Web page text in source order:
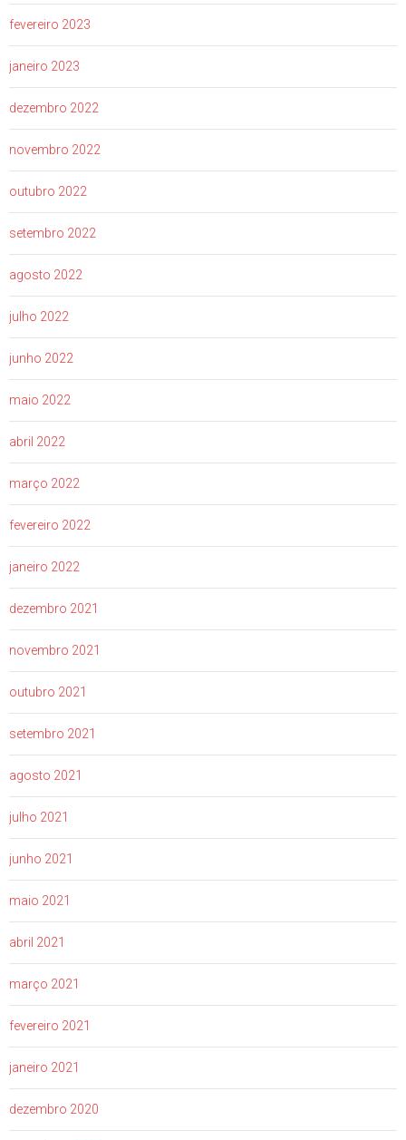
fevereiro 2023
janeiro 2023
dezembro 2022
novembro 2022
outubro 2022
setembro 2022
agosto 2022
julho 2022
junho 2022
maio 2022
abril 2022
março 2022
fevereiro 2022
janeiro 2022
dezembro 2021
novembro 2021
outubro 2021
setembro 2021
agosto 2021
julho 2021
junho 2021
maio 2021
abril 2021
março 2021
fevereiro 2021
janeiro 2021
dezembro 2020